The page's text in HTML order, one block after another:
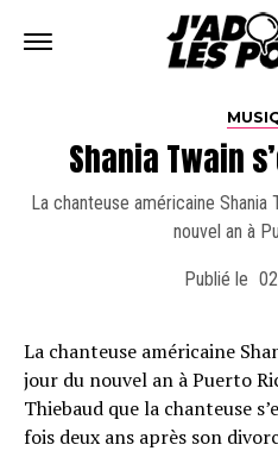
Shania Twain
La chanteuse américaine Shania
nouvel an à
Publié le
La chanteuse américaine
jour du nouvel an à Puerto
Thiebaud que la chanteuse
fois deux ans après son